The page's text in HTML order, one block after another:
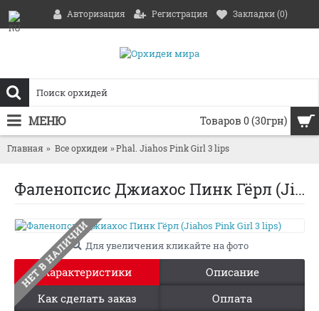
Авторизация Регистрация Закладки (0)
Товаров 0 (30грн)
МЕНЮ
Главная Все орхидеи Phal. Jiahos Pink Girl 3 lips
Фаленопсис Джиахос Пинк Гёрл (Jiahos Pink Girl 3 lips)
НЕТ В НАЛИЧИИДля увеличения кликайте на фото
Характеристики
Описание
Как сделать заказ
Оплата